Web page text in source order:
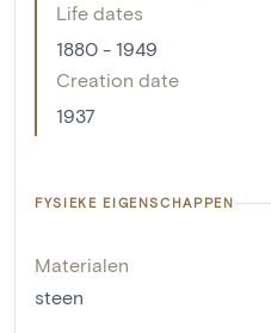
Life dates
1880 - 1949
Creation date
1937
FYSIEKE EIGENSCHAPPEN
Materialen
steen